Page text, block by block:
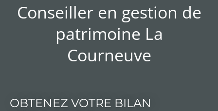
Conseiller en gestion de
patrimoine La
Courneuve
OBTENEZ VOTRE BILAN